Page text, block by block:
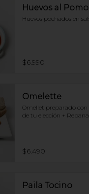
Huevos al
Huevos pochados en
$6.990
Omelette
Omellet preparado con
de tu elección +
$6.490
Paila Tocino